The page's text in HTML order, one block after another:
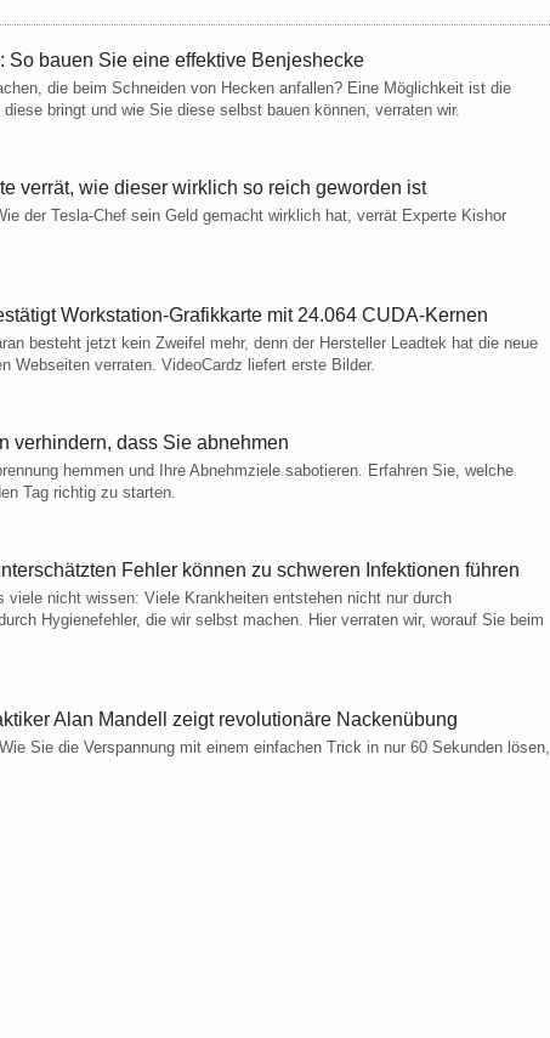
So bauen Sie eine effektive Benjeshecke
die beim Schneiden von Hecken anfallen? Eine Möglichkeit ist die
bringt und wie Sie diese selbst bauen können, verraten wir.
verrät, wie dieser wirklich so reich geworden ist
der Tesla-Chef sein Geld gemacht wirklich hat, verrät Experte Kishor
Workstation-Grafikkarte mit 24.064 CUDA-Kernen
besteht jetzt kein Zweifel mehr, denn der Hersteller Leadtek hat die neue
Webseiten verraten. VideoCardz liefert erste Bilder.
verhindern, dass Sie abnehmen
hemmen und Ihre Abnehmziele sabotieren. Erfahren Sie, welche
Tag richtig zu starten.
Fehler können zu schweren Infektionen führen
viele nicht wissen: Viele Krankheiten entstehen nicht nur durch
Hygienefehler, die wir selbst machen. Hier verraten wir, worauf Sie beim
Alan Mandell zeigt revolutionäre Nackenübung
Sie die Verspannung mit einem einfachen Trick in nur 60 Sekunden lösen,